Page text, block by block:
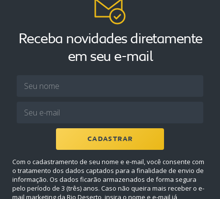
Receba novidades diretamente
em seu e-mail
CADASTRAR
Com o cadastramento de seu nome e e-mail, você consente com
o tratamento dos dados captados para a finalidade de envio de
informação. Os dados ficarão armazenados de forma segura
pelo período de 3 (três) anos. Caso não queira mais receber o e-
mail marketing da Rio Deserto, insira o nome e e-mail já